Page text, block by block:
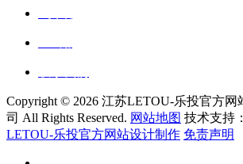
Copyright © 2026 江苏LETOU-乐投官方
司 All Rights Reserved. 网站地图 技术支持：
LETOU-乐投官方网站设计制作 免责声明